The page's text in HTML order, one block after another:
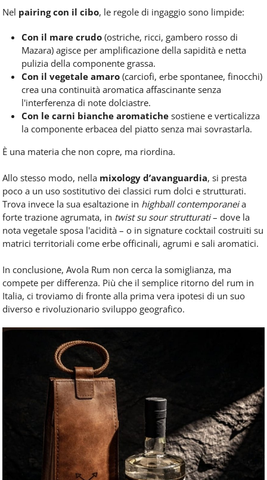
Nel pairing con il cibo, le regole di ingaggio sono limpide:
Con il mare crudo (ostriche, ricci, gambero rosso di
Mazara) agisce per amplificazione della sapidità e netta
pulizia della componente grassa.
Con il vegetale amaro (carciofi, erbe spontanee, finocchi)
crea una continuità aromatica affascinante senza
l'interferenza di note dolciastre.
Con le carni bianche aromatiche sostiene e verticalizza
la componente erbacea del piatto senza mai sovrastarla.
È una materia che non copre, ma riordina.
Allo stesso modo, nella mixology d’avanguardia, si presta
poco a un uso sostitutivo dei classici rum dolci e strutturati.
Trova invece la sua esaltazione in highball contemporaneia
forte trazione agrumata, in twist su sour strutturati– dove la
nota vegetale sposa l'acidità – o in signature cocktail costruiti su
matrici territoriali come erbe officinali, agrumi e sali aromatici.
In conclusione, Avola Rum non cerca la somiglianza, ma
compete per differenza. Più che il semplice ritorno del rum in
Italia, ci troviamo di fronte alla prima vera ipotesi di un suo
diverso e rivoluzionario sviluppo geografico.